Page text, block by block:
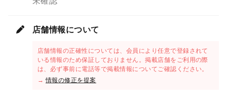
店舗情報について
店舗情報の正確性については、会員により任意で登録されて
いる情報のため保証しておりません。掲載店舗をご利用の際
は、必ず事前に電話等で掲載情報についてご確認ください。
→情報の修正を提案